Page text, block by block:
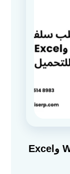
نموذج طلب سلفة موظف Word وExcel